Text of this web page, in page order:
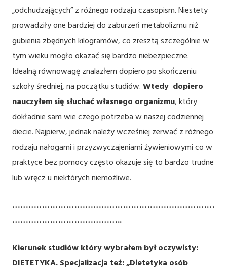
„odchudzających” z różnego rodzaju czasopism. Niestety
prowadziły one bardziej do zaburzeń metabolizmu niż
gubienia zbędnych kilogramów, co zresztą szczególnie w
tym wieku mogło okazać się bardzo niebezpieczne.
Idealną równowagę znalazłem dopiero po skończeniu
szkoły średniej, na początku studiów. Wtedy dopiero
nauczyłem się słuchać własnego organizmu, który
dokładnie sam wie czego potrzeba w naszej codziennej
diecie. Najpierw, jednak należy wcześniej zerwać z różnego
rodzaju nałogami i przyzwyczajeniami żywieniowymi co w
praktyce bez pomocy często okazuje się to bardzo trudne
lub wręcz u niektórych niemożliwe.
…………………………………………………………………
…………………………………..
Kierunek studiów który wybrałem był oczywisty:
DIETETYKA. Specjalizacja też: „Dietetyka osób